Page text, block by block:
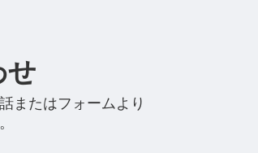
せ
またはフォームより